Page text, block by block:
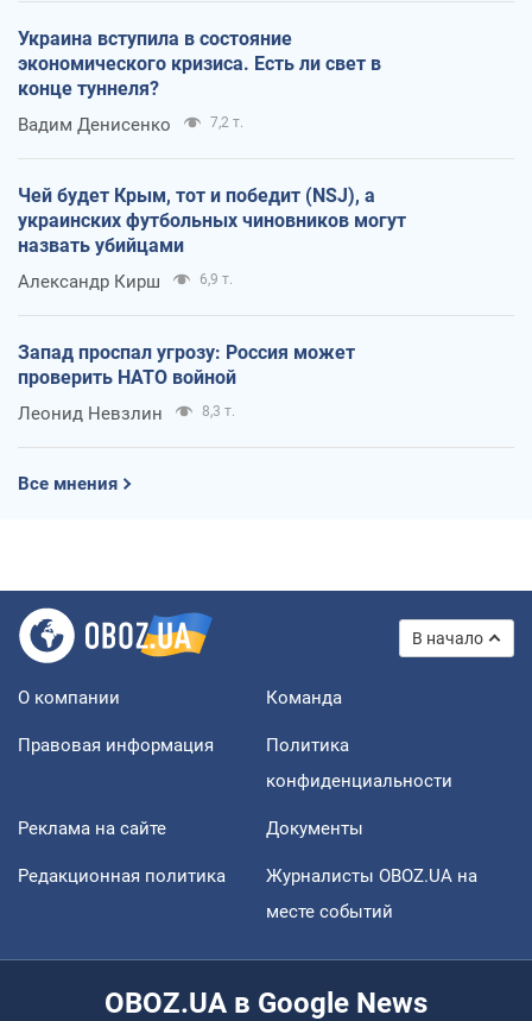
Украина вступила в состояние
экономического кризиса. Есть ли свет в
конце туннеля?
Вадим Денисенко 7,2 т.
Чей будет Крым, тот и победит (NSJ), а
украинских футбольных чиновников могут
назвать убийцами
Александр Кирш 6,9 т.
Запад проспал угрозу: Россия может
проверить НАТО войной
Леонид Невзлин 8,3 т.
Все мнения
В начало
О компании Команда
Правовая информация
Политика
конфиденциальности
Реклама на сайте Документы
Редакционная политика
Журналисты OBOZ.UA на
месте событий
OBOZ.UA в Google News